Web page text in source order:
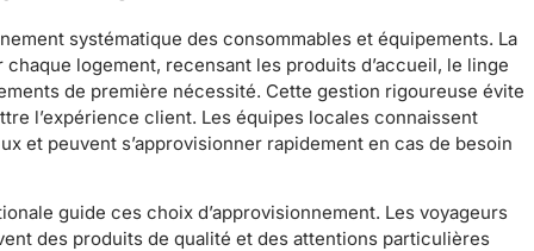
systématique des consommables et équipements. La
logement, recensant les produits d’accueil, le linge
de première nécessité. Cette gestion rigoureuse évite
l’expérience client. Les équipes locales connaissent
et peuvent s’approvisionner rapidement en cas de besoin
guide ces choix d’approvisionnement. Les voyageurs
des produits de qualité et des attentions particulières